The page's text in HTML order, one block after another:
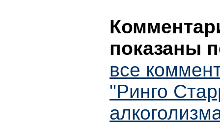
показаны
все
"Ринго